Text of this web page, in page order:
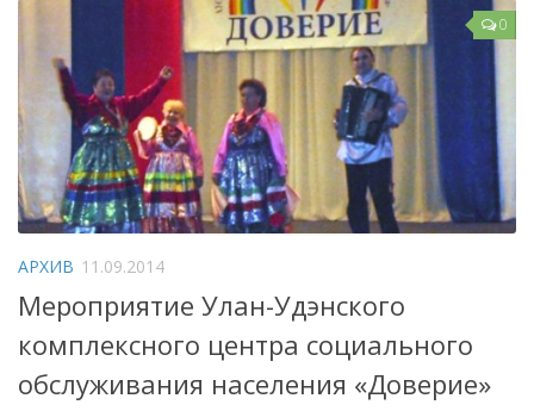
0
АРХИВ 11.09.2014
Мероприятие Улан-Удэнского
комплексного центра социального
обслуживания населения «Доверие»